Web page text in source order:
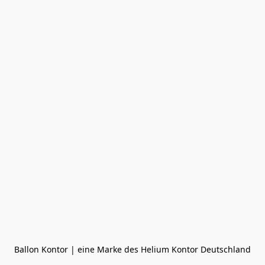
Ballon Kontor | eine Marke des Helium Kontor Deutschland